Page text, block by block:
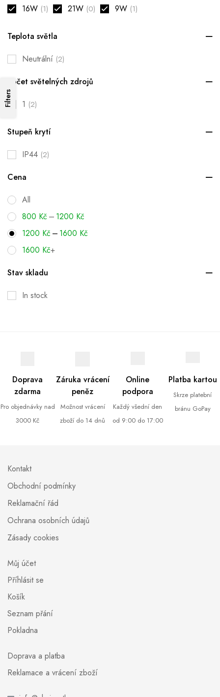
16W (1) 21W (0) 9W (1)
Teplota světla
Neutrální (2)
Počet světelných zdrojů
1 (2)
Stupeň krytí
IP44 (2)
Cena
All
800 Kč – 1200 Kč
1200 Kč – 1600 Kč
1600 Kč+
Stav skladu
In stock
Filters
Doprava
zdarma
Pro objednávky nad
3000 Kč
Záruka vrácení
peněz
Možnost vrácení
zboží do 14 dnů
Online
podpora
Každý všední den
od 9:00 do 17:00
Platba kartou
Skrze platební
bránu GoPay
Kontakt
Obchodní podmínky
Reklamační řád
Ochrana osobních údajů
Zásady cookies
Můj účet
Příhlásit se
Košík
Seznam přání
Pokladna
Doprava a platba
Reklamace a vrácení zboží